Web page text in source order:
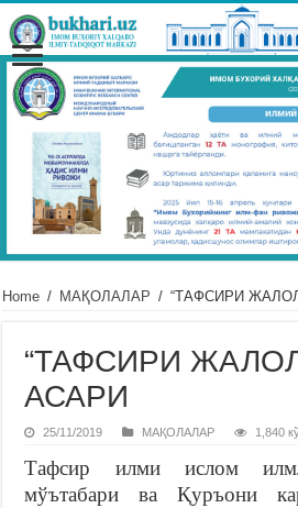
Home / МАҚОЛАЛАР / “ТАФСИРИ
“ТАФСИРИ
АСАРИ
25/11/2019 МАҚОЛАЛАР 1,840
Тафсир илми ислом
мўътабари ва Қуръони